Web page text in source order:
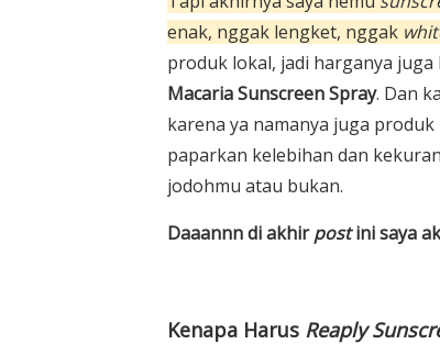
enak, nggak lengket, nggak
produk lokal, jadi harganya
Macaria Sunscreen Spray. Dan
karena ya namanya juga
paparkan kelebihan dan
jodohmu atau bukan.
Daaannn di akhirpostini saya
Kenapa Harus Reaply